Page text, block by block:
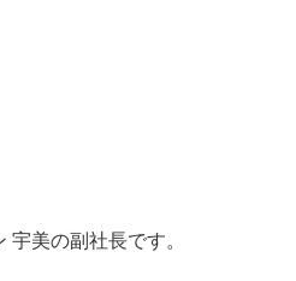
宇美の副社長です。